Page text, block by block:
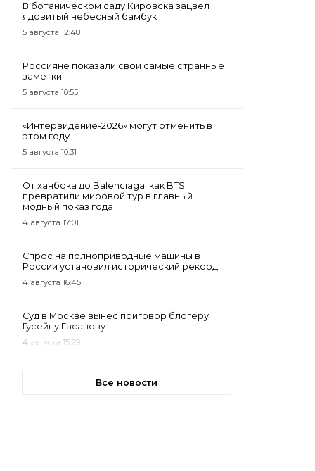
В ботаническом саду Кировска зацвел
ядовитый небесный бамбук
5 августа 12:48
Россияне показали свои самые странные
заметки
5 августа 10:55
«Интервидение-2026» могут отменить в
этом году
5 августа 10:31
От ханбока до Balenciaga: как BTS
превратили мировой тур в главный
модный показ года
4 августа 17:01
Спрос на полноприводные машины в
России установил исторический рекорд
4 августа 16:45
Суд в Москве вынес приговор блогеру
Гусейну Гасанову
4 августа 15:29
Все новости